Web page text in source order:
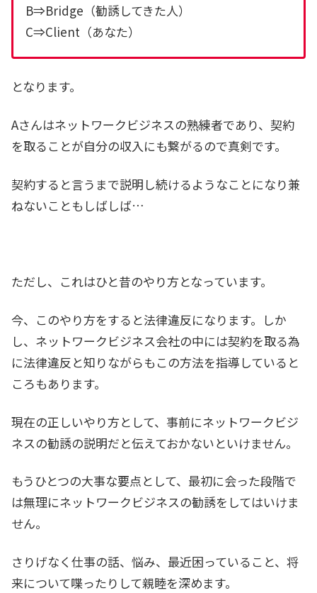
B⇒Bridge（勧誘してきた人）
C⇒Client（あなた）
となります。
Aさんはネットワークビジネスの熟練者であり、契約
を取ることが自分の収入にも繋がるので真剣です。
契約すると言うまで説明し続けるようなことになり兼
ねないこともしばしば…
ただし、これはひと昔のやり方となっています。
今、このやり方をすると法律違反になります。しか
し、ネットワークビジネス会社の中には契約を取る為
に法律違反と知りながらもこの方法を指導していると
ころもあります。
現在の正しいやり方として、事前にネットワークビジ
ネスの勧誘の説明だと伝えておかないといけません。
もうひとつの大事な要点として、最初に会った段階で
は無理にネットワークビジネスの勧誘をしてはいけま
せん。
さりげなく仕事の話、悩み、最近困っていること、将
来について喋ったりして親睦を深めます。